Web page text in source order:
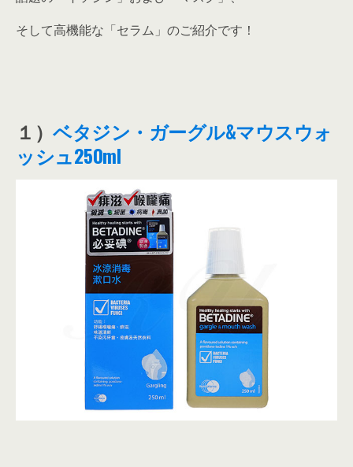
そして高機能な「セラム」のご紹介です！
１）ベタジン・ガーグル&マウスウォ
ッシュ250ml